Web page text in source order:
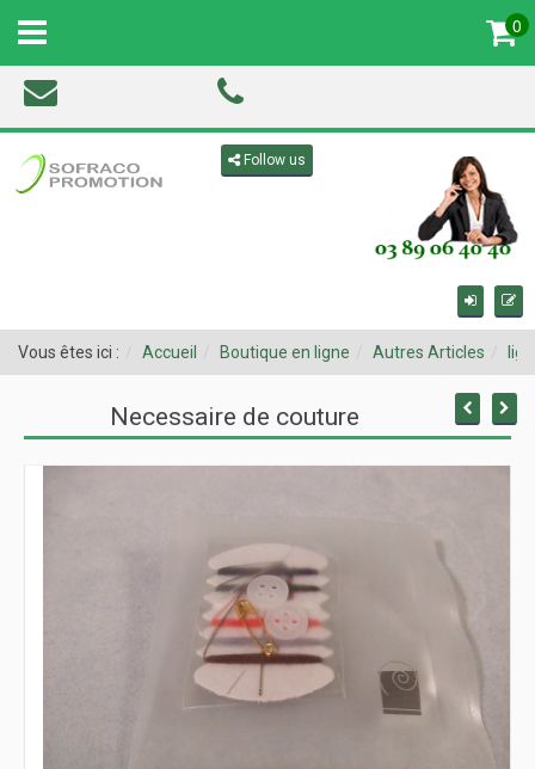
Follow us
0
MENU
Vous êtes ici : Accueil Boutique en ligne Autres Articles
Necessaire de couture